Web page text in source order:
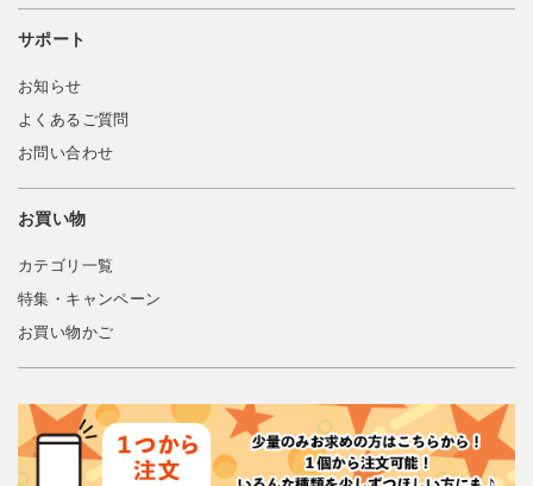
サポート
お知らせ
よくあるご質問
お問い合わせ
お買い物
カテゴリ一覧
特集・キャンペーン
お買い物かご